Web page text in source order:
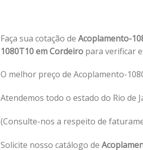
Faça sua cotação de Acoplamento-
1080T10 em Cordeiro para verificar
O melhor preço de Acoplamento-
Atendemos todo o estado do Rio de
(Consulte-nos a respeito de
Solicite nosso catálogo de